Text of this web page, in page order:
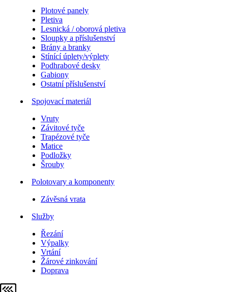
Plotové panely
Pletiva
Lesnická / oborová pletiva
Sloupky a příslušenství
Brány a branky
Stínící úplety/výplety
Podhrabové desky
Gabiony
Ostatní příslušenství
Spojovací materiál
Vruty
Závitové tyče
Trapézové tyče
Matice
Podložky
Šrouby
Polotovary a komponenty
Závěsná vrata
Služby
Řezání
Výpalky
Vrtání
Žárové zinkování
Doprava